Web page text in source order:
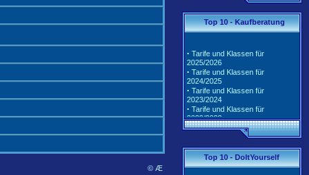
© Æ
Top 10 - Kaufberatung
2025/2026
· Tarife und Klassen für
2024/2025
· Tarife und Klassen für
2023/2024
· Tarife und Klassen für
2022/2023
· Tarife und Klassen für
2021/2022
· Tarife und Klassen für
2020/2021
· Tarife und Klassen für
Top 10 - DoItYourself